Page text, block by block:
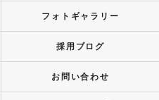
フォトギャラリー
採用ブログ
お問い合わせ